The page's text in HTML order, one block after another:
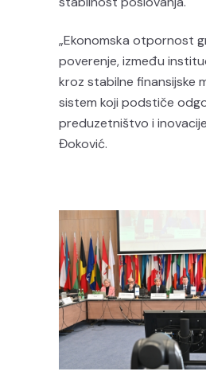
„Ekonomska otpornost
poverenje, između
kroz stabilne finansijske
sistem koji podstiče
preduzetništvo i
Đoković.